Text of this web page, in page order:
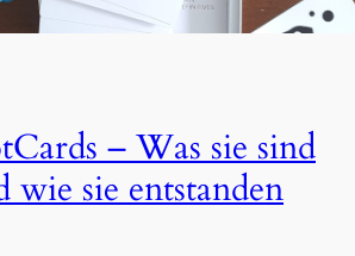
– Was sie sind
wie sie entstanden